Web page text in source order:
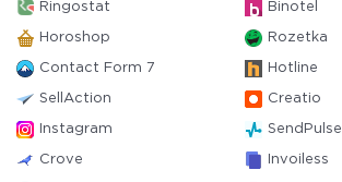
Ringostat Binotel
Horoshop Rozetka
Contact Form 7 Hotline
SellAction Creatio
Instagram SendPulse
Crove Invoiless